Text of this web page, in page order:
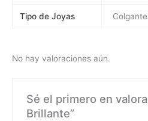
Tipo de Joyas
No hay valoraciones aún.
Sé el primero en
Brillante”